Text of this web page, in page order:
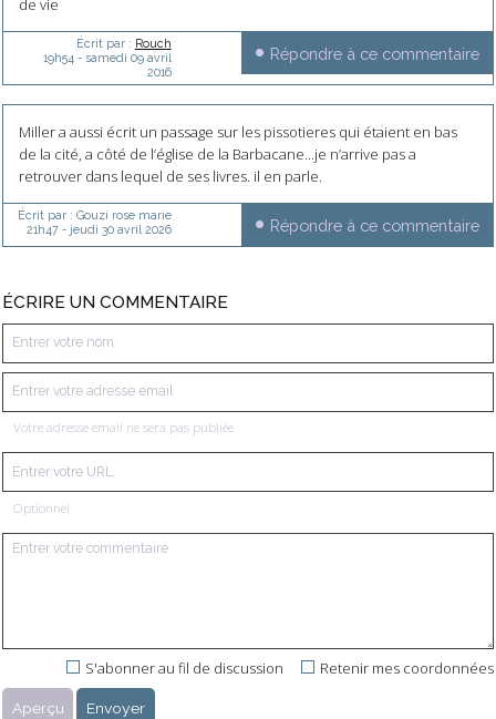
de vie
Écrit par : Rouch
19h54- samedi 09 avril
2016
Répondre à ce commentaire
Miller a aussi écrit un passage sur les pissotieres qui étaient en bas
de la cité, a côté de l’église de la Barbacane...je n’arrive pas a
retrouver dans lequel de ses livres. il en parle.
Écrit par : Gouzi rose marie
21h47- jeudi 30 avril 2026 Répondre à ce commentaire
ÉCRIRE UN COMMENTAIRE
Votre adresse email ne sera pas publiée
Optionnel
Retenir mes coordonnées
S'abonner au fil de discussion